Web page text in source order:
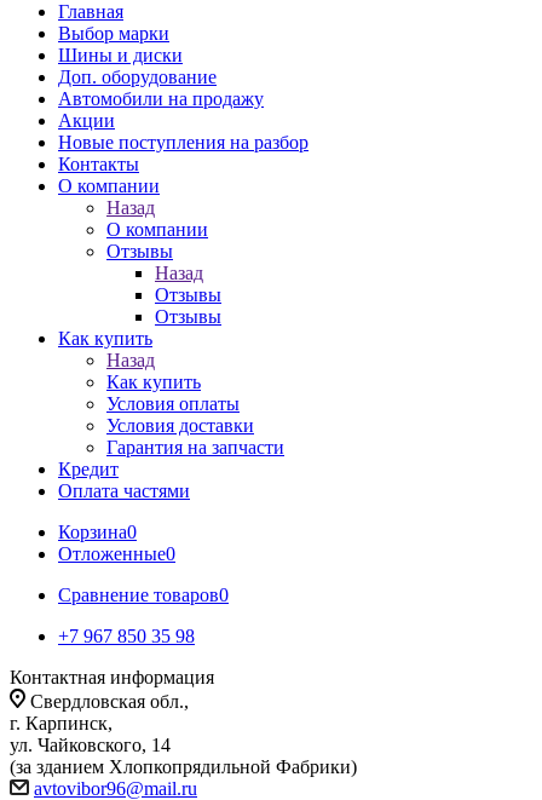
Главная
Выбор марки
Шины и диски
Доп. оборудование
Автомобили на продажу
Акции
Новые поступления на разбор
Контакты
О компании
Назад
О компании
Отзывы
Назад
Отзывы
Отзывы
Как купить
Назад
Как купить
Условия оплаты
Условия доставки
Гарантия на запчасти
Кредит
Оплата частями
Корзина0
Отложенные0
Сравнение товаров0
+7 967 850 35 98
Контактная информация
Свердловская обл.,
г. Карпинск,
ул. Чайковского, 14
(за зданием Хлопкопрядильной Фабрики)
avtovibor96@mail.ru